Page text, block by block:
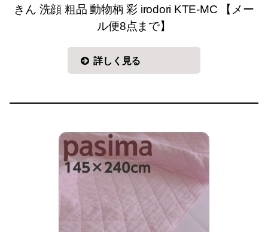
きん 洗顔 粗品 動物柄 彩 irodori KTE-MC 【メー
ル便8点まで】
詳しく見る